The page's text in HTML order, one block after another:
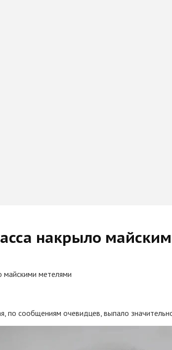
накрыло
по сообщениям очевидцев, выпало